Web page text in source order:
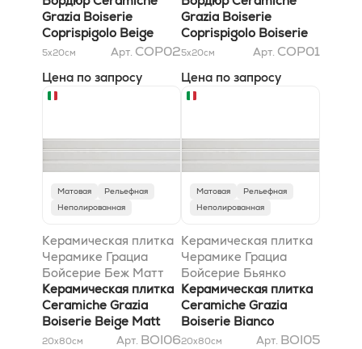
Grazia Boiserie
Coprispigolo Beige
Craquele 1,2x20
5x20см Арт. COP02
Цена по запросу
Коприспиголо Матт
1,2x20
Grazia Boiserie
Coprispigolo Boiserie
Coprispigolo Matt
5x20см Арт. COP01
Цена по запросу
Матовая
Рельефная
Неполированная
Керамическая плитка
Черамике Грациа
Бойсерие Беж Матт
20x80
Керамическая плитка
Ceramiche Grazia
Boiserie Beige Matt
20x80
20x80см Арт. BOI06
Матовая
Рельефная
Неполированная
Керамическая плитка
Черамике Грациа
Бойсерие Бьянко
Кракеле 20x80
Керамическая плитка
Ceramiche Grazia
Boiserie Bianco
Craquele 20x80
20x80см Арт. BOI05